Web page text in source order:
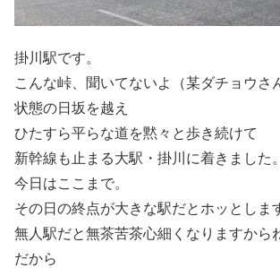
掛川駅です。
こんな峠、聞いてないよ（某ダチョウさ
状態の日坂を越え
ひたすら平らな道を黙々と歩き続けて
新幹線も止まる大駅・掛川に着きました。
今日はここまで。
その日の終点が大きな駅だとホッとしま
無人駅だと無茶苦茶心細くなりますから
だから